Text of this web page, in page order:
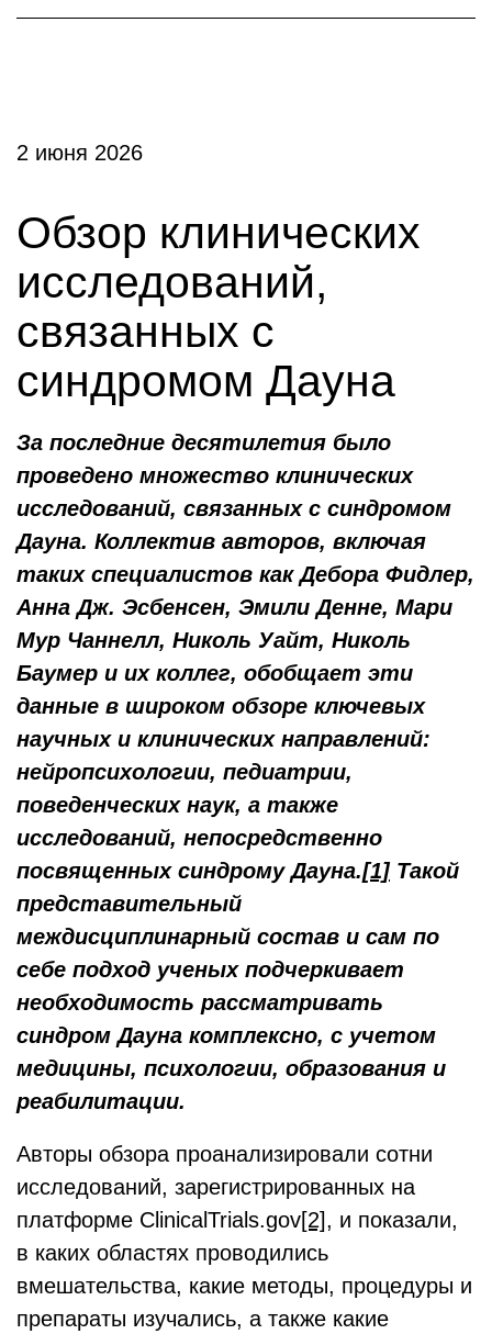
2 июня 2026
Обзор клинических
исследований,
связанных с
синдромом Дауна
За последние десятилетия было
проведено множество клинических
исследований, связанных с синдромом
Дауна. Коллектив авторов, включая
таких специалистов как Дебора Фидлер,
Анна Дж. Эсбенсен, Эмили Денне, Мари
Мур Чаннелл, Николь Уайт, Николь
Баумер и их коллег, обобщает эти
данные в широком обзоре ключевых
научных и клинических направлений:
нейропсихологии, педиатрии,
поведенческих наук, а также
исследований, непосредственно
посвященных синдрому Дауна.[1]Такой
представительный
междисциплинарный состав и сам по
себе подход ученых подчеркивает
необходимость рассматривать
синдром Дауна комплексно, с учетом
медицины, психологии, образования и
реабилитации.
Авторы обзора проанализировали сотни
исследований, зарегистрированных на
платформе ClinicalTrials.gov[2], и показали,
в каких областях проводились
вмешательства, какие методы, процедуры и
препараты изучались, а также какие